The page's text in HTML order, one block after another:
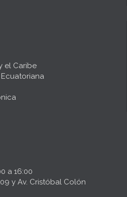
el Caribe
a 16:00
y Av. Cristóbal Colón